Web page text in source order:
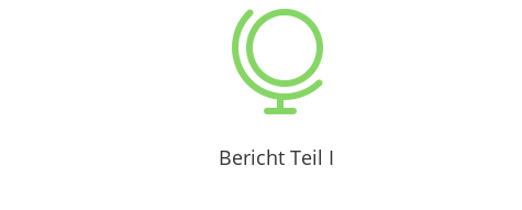

Bericht Teil I